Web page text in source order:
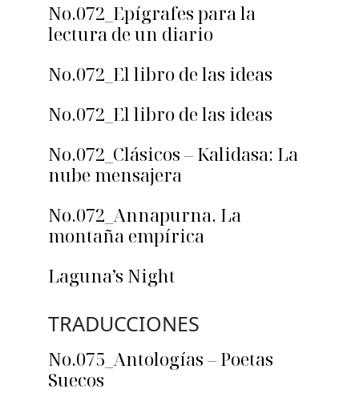
No.072_Epígrafes para la
lectura de un diario
No.072_El libro de las ideas
No.072_El libro de las ideas
No.072_Clásicos – Kalidasa: La
nube mensajera
No.072_Annapurna. La
montaña empírica
Laguna’s Night
TRADUCCIONES
No.075_Antologías – Poetas
Suecos